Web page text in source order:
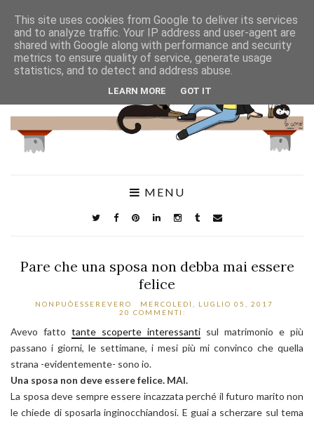
MENU
Pare che una sposa non debba mai essere
felice
NONPUÒESSEREVERO
MERCOLEDÌ, LUGLIO 05, 2017
20 COMMENTI:
Avevo fatto tante scoperte interessanti sul matrimonio e più
passano i giorni, le settimane, i mesi più mi convinco che quella
strana -evidentemente- sono io.
Una sposa non deve essere felice. MAI.
La sposa deve sempre essere incazzata perché il futuro marito non
le chiede di sposarla inginocchiandosi. E guai a scherzare sul tema
This site uses cookies from Google to deliver its services
and to analyze traffic. Your IP address and user-agent are
shared with Google along with performance and security
metrics to ensure quality of service, generate usage
statistics, and to detect and address abuse.
LEARN MORE GOT IT